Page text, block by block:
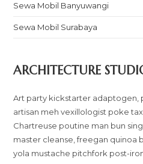
Sewa Mobil Banyuwangi
Sewa Mobil Surabaya
ARCHITECTURE
Art party kickstarter adaptogen,
artisan meh vexillologist poke
Chartreuse poutine man bun
master cleanse, freegan quinoa
yola mustache pitchfork post-